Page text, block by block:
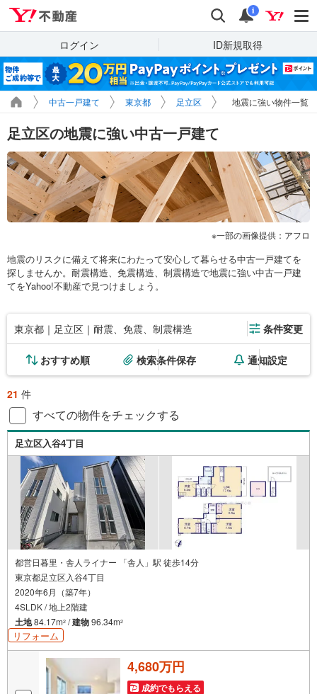
検索 通知
i
ログイン ID新規取得
中古一戸建て 東京都 足立区 地震に強い物件一覧
足立区の地震に強い中古一戸建て
一部の画像提供：アフロ
地震のリスクに備えて将来にわたって安心して暮らせる中古一戸建てを
探しませんか。耐震構造、免震構造、制震構造で地震に強い中古一戸建
てをYahoo!不動産で見つけましょう。
東京都｜足立区｜耐震、免震、制震構造 条件変更
おすすめ順 検索条件保存 通知設定
21 件
すべての物件をチェックする
足立区入谷4丁目
都営日暮里・舎人ライナー 「舎人」駅 徒歩14分
東京都足立区入谷4丁目
2020年6月（築7年）
4SLDK / 地上2階建
土地84.17m2 /建物96.34m2
リフォーム
4,680万円
成約でもらえる